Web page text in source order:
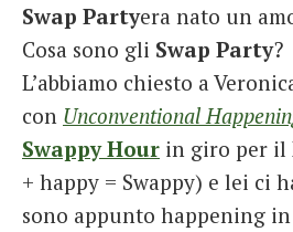
Swap Partyera nato un
Cosa sono gli Swap Party?
L’abbiamo chiesto a
con Unconventional
Swappy Hour in giro per il
+ happy = Swappy) e lei ci
sono appunto happening